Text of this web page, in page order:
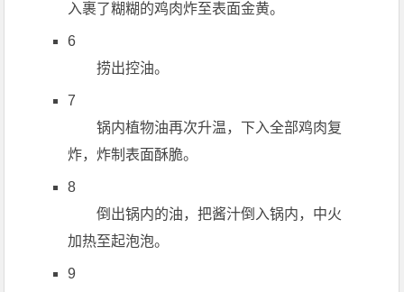
入裹了糊糊的鸡肉炸至表面金黄。
6
捞出控油。
7
锅内植物油再次升温，下入全部鸡肉复
炸，炸制表面酥脆。
8
倒出锅内的油，把酱汁倒入锅内，中火
加热至起泡泡。
9